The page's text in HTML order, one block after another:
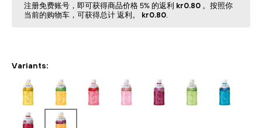
注册免费账号，即可获得商品价格 5% 的返利 kr0.80 。按照你
当前的购物⻋，可获得总计 返利。 kr0.80.
Variants: